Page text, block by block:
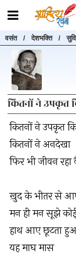
वसंत/देशभक्ति/
कितनों ने उपकृत
कितनों ने उपकृत
कितनों ने अनदेखा
फिर भी जीवन
ख़ुद के भीतर से
मन ही मन सूझे
हाथ आए छूटता
यह माघ मास
रचनाएँ खोजें
रचनाएँ खोजने के
"खोजें" बटन पर